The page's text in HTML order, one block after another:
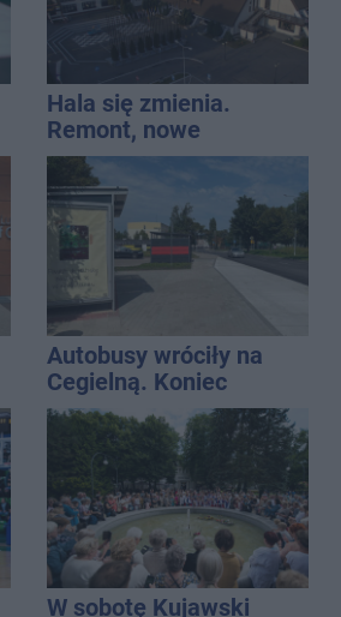
Hala się zmienia.
Remont, nowe
nagłośnienie, a przed
wejściem stanie
QEMETICA ARENA
Autobusy wróciły na
Cegielną. Koniec
remontu zatok
W sobotę Kujawski